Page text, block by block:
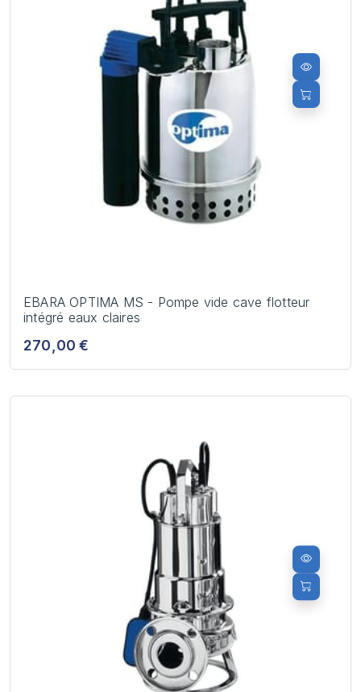
EBARA OPTIMA MS - Pompe vide cave flotteur
intégré eaux claires
270,00 €